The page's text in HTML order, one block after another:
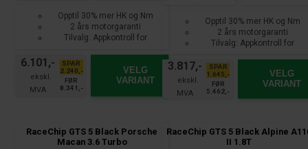
Opptil 30% mer HK og Nm
2 års motorgaranti
Tilvalg: Appkontroll for
6.101,-
SPAR
2.240,-
FØR
8.341,-
VELG
VARIANT
Opptil 30% mer HK og Nm
2 års motorgaranti
Tilvalg: Appkontroll for
3.817,-
SPAR
1.645,-
FØR
5.462,-
VELG
VARIANT
RaceChip GTS 5 Black Porsche
Macan 3.6 Turbo
RaceChip GTS 5 Black Alpine
II 1.8T